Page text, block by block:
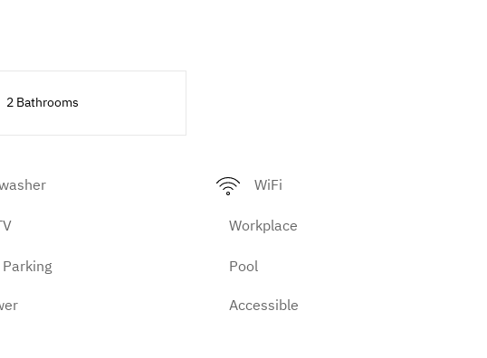
2 Bathrooms
WiFi
Workplace
Pool
Accessible